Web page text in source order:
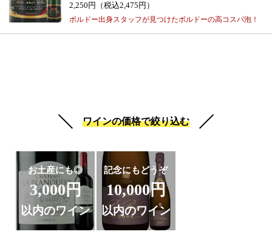
2,250円（税込2,475円）
ボルドー出身スタッフが見つけたボルドーの高コスパ泡！
ワインの価格で絞り込む
お土産にも◎
3,000円
以内のワイン
記念にもどうぞ
10,000円
以内のワイン